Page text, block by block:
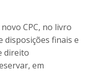
CPC, no livro
disposições finais e
direito
em